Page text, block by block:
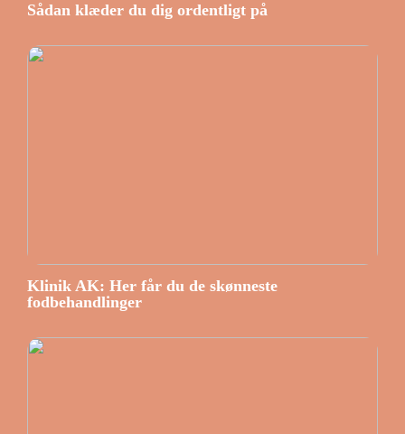
Sådan klæder du dig ordentligt på
Klinik AK: Her får du de skønneste
fodbehandlinger